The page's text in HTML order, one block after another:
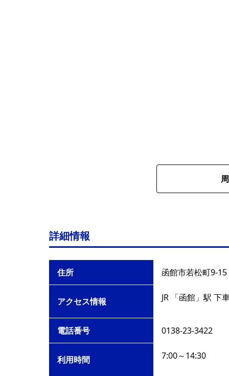
詳細情報
住所 函館市若松町9-15
アクセス情報 JR 「函館」駅
電話番号 0138-23-3422
利用時間 7:00～14:30